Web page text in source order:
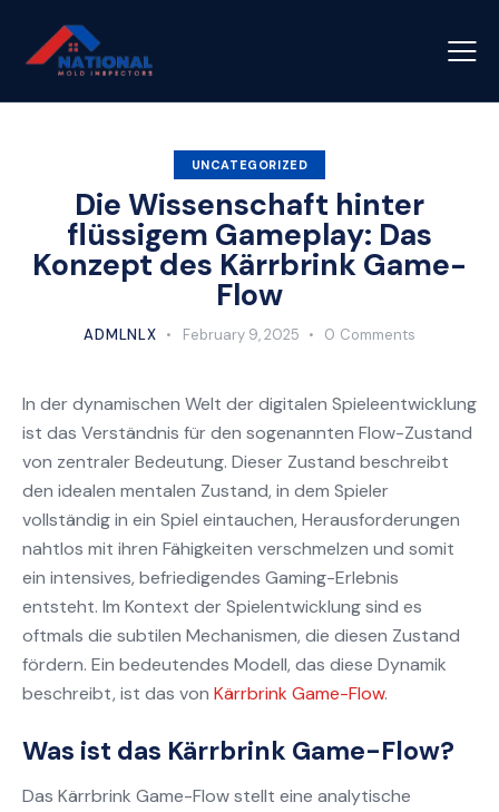
UNCATEGORIZED
Die Wissenschaft hinter
flüssigem Gameplay: Das
Konzept des Kärrbrink Game-
Flow
ADMLNLX February 9, 2025 0 Comments
In der dynamischen Welt der digitalen Spieleentwicklung
ist das Verständnis für den sogenannten Flow-Zustand
von zentraler Bedeutung. Dieser Zustand beschreibt
den idealen mentalen Zustand, in dem Spieler
vollständig in ein Spiel eintauchen, Herausforderungen
nahtlos mit ihren Fähigkeiten verschmelzen und somit
ein intensives, befriedigendes Gaming-Erlebnis
entsteht. Im Kontext der Spielentwicklung sind es
oftmals die subtilen Mechanismen, die diesen Zustand
fördern. Ein bedeutendes Modell, das diese Dynamik
beschreibt, ist das von Kärrbrink Game-Flow.
Was ist das Kärrbrink Game-Flow?
Das Kärrbrink Game-Flow stellt eine analytische